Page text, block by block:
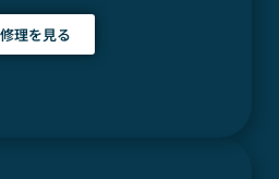
修理を見る